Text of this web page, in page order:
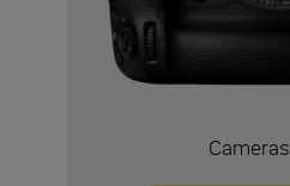
Cameras